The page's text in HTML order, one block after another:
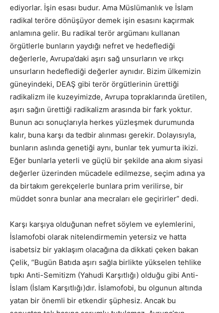
ediyorlar. İşin esası budur. Ama Müslümanlık ve İslam
radikal teröre dönüşüyor demek işin esasını kaçırmak
anlamına gelir. Bu radikal terör argümanı kullanan
örgütlerle bunların yaydığı nefret ve hedeflediği
değerlerle, Avrupa’daki aşırı sağ unsurların ve ırkçı
unsurların hedeflediği değerler aynıdır. Bizim ülkemizin
güneyindeki, DEAŞ gibi terör örgütlerinin ürettiği
radikalizm ile kuzeyimizde, Avrupa topraklarında üretilen,
aşırı sağın ürettiği radikalizm arasında bir fark yoktur.
Bunun acı sonuçlarıyla herkes yüzleşmek durumunda
kalır, buna karşı da tedbir alınması gerekir. Dolayısıyla,
bunların aslında genetiği aynı, bunlar tek yumurta ikizi.
Eğer bunlarla yeterli ve güçlü bir şekilde ana akım siyasi
değerler üzerinden mücadele edilmezse, seçim adına ya
da birtakım gerekçelerle bunlara prim verilirse, bir
müddet sonra bunlar ana mecraları ele geçirirler” dedi.
Karşı karşıya olduğunan nefret söylem ve eylemlerini,
İslamofobi olarak nitelendirmemin yetersiz ve hatta
isabetsiz bir yaklaşım olacağına da dikkati çeken bakan
Çelik, “Bugün Batıda aşırı sağla birlikte yükselen tehlike
tıpkı Anti-Semitizm (Yahudi Karşıtlığı) olduğu gibi Anti-
İslam (İslam Karşıtlığı)dır. İslamofobi, bu olgunun altında
yatan bir önemli bir etkendir şüphesiz. Ancak bu